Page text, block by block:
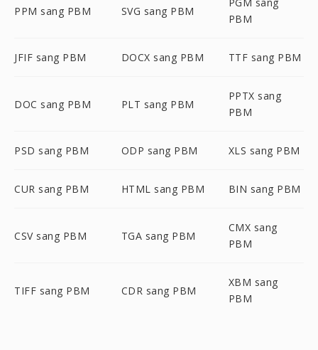
PPM sang PBM SVG sang PBM
PBM
JFIF sang PBM DOCX sang PBM TTF sang PBM
DOC sang PBM PLT sang PBM
PPTX sang
PBM
PSD sang PBM ODP sang PBM XLS sang PBM
CUR sang PBM HTML sang PBM BIN sang PBM
CSV sang PBM TGA sang PBM
CMX sang
PBM
TIFF sang PBM CDR sang PBM
XBM sang
PBM